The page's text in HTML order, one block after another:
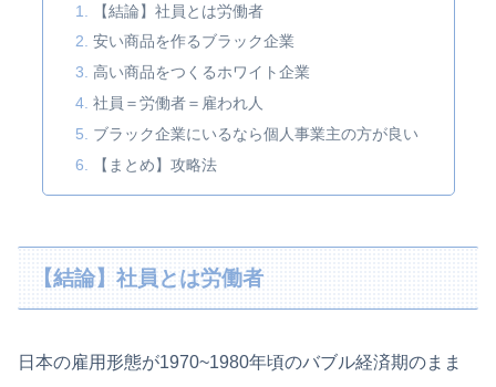
【結論】社員とは労働者
安い商品を作るブラック企業
高い商品をつくるホワイト企業
社員＝労働者＝雇われ人
ブラック企業にいるなら個人事業主の方が良い
【まとめ】攻略法
【結論】社員とは労働者
日本の雇用形態が1970~1980年頃のバブル経済期のまま